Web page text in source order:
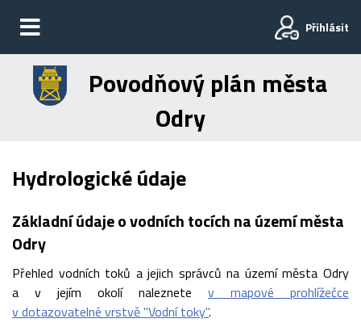
Přihlásit
Povodňový plán města
Odry
Hydrologické údaje
Základní údaje o vodních tocích na území města
Odry
Přehled vodních toků a jejich správců na území města Odry
a v jejím okolí naleznete v mapové prohlížečce
v dotazovatelné vrstvě "Vodní toky".